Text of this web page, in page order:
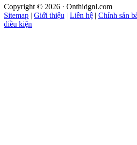
Copyright © 2026 · Onthidgnl.com
Sitemap | Giới thiệu | Liên hệ | Chính sản
điều kiện